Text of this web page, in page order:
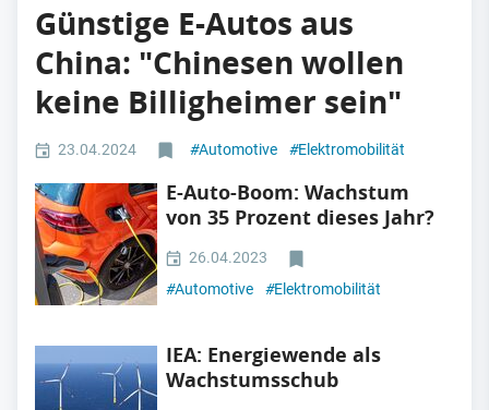
Günstige E-Autos aus
China: "Chinesen wollen
keine Billigheimer sein"
23.04.2024 #Automotive #Elektromobilität
E-Auto-Boom: Wachstum
von 35 Prozent dieses Jahr?
26.04.2023
#Automotive #Elektromobilität
IEA: Energiewende als
Wachstumsschub